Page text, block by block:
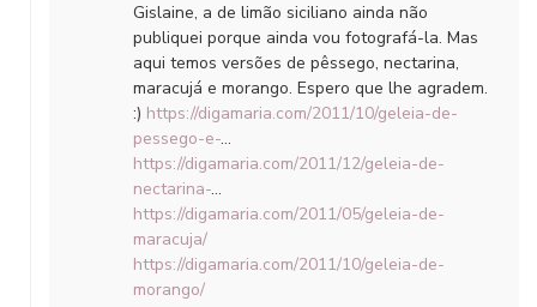
Gislaine, a de limão siciliano ainda não
publiquei porque ainda vou fotografá-la. Mas
aqui temos versões de pêssego, nectarina,
maracujá e morango. Espero que lhe agradem.
:) https://digamaria.com/2011/10/geleia-de-
pessego-e-…
https://digamaria.com/2011/12/geleia-de-
nectarina-…
https://digamaria.com/2011/05/geleia-de-
maracuja/
https://digamaria.com/2011/10/geleia-de-
morango/